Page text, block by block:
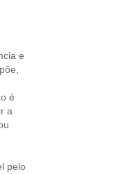
e
é
a
pelo